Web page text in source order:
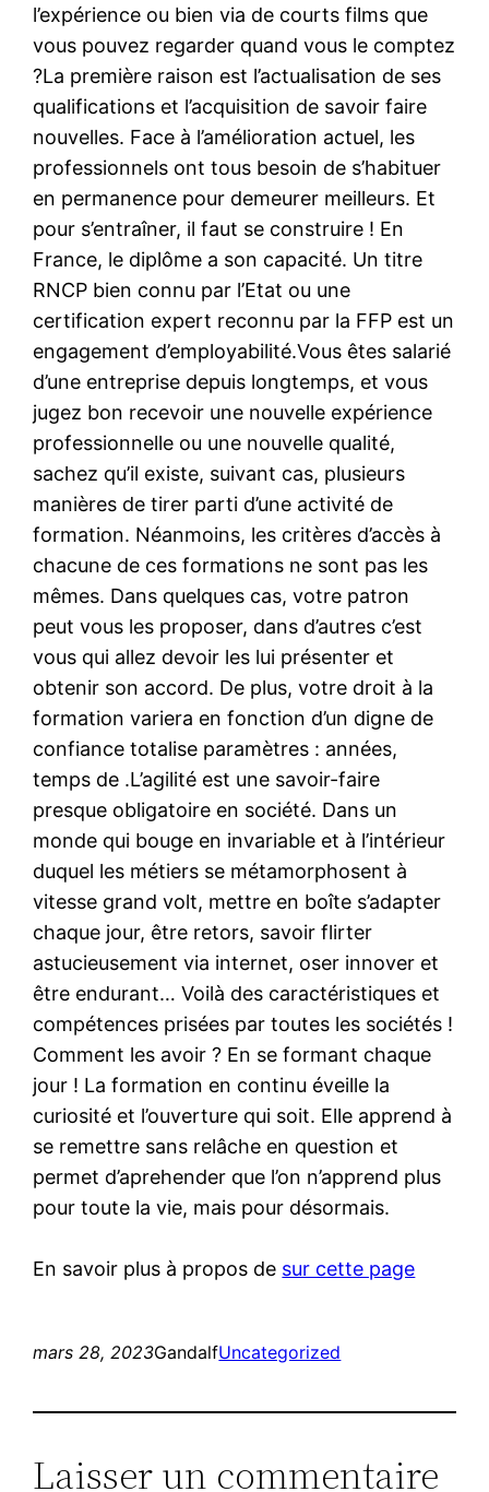
l’expérience ou bien via de courts films que
vous pouvez regarder quand vous le comptez
?La première raison est l’actualisation de ses
qualifications et l’acquisition de savoir faire
nouvelles. Face à l’amélioration actuel, les
professionnels ont tous besoin de s’habituer
en permanence pour demeurer meilleurs. Et
pour s’entraîner, il faut se construire ! En
France, le diplôme a son capacité. Un titre
RNCP bien connu par l’Etat ou une
certification expert reconnu par la FFP est un
engagement d’employabilité.Vous êtes salarié
d’une entreprise depuis longtemps, et vous
jugez bon recevoir une nouvelle expérience
professionnelle ou une nouvelle qualité,
sachez qu’il existe, suivant cas, plusieurs
manières de tirer parti d’une activité de
formation. Néanmoins, les critères d’accès à
chacune de ces formations ne sont pas les
mêmes. Dans quelques cas, votre patron
peut vous les proposer, dans d’autres c’est
vous qui allez devoir les lui présenter et
obtenir son accord. De plus, votre droit à la
formation variera en fonction d’un digne de
confiance totalise paramètres : années,
temps de .L’agilité est une savoir-faire
presque obligatoire en société. Dans un
monde qui bouge en invariable et à l’intérieur
duquel les métiers se métamorphosent à
vitesse grand volt, mettre en boîte s’adapter
chaque jour, être retors, savoir flirter
astucieusement via internet, oser innover et
être endurant… Voilà des caractéristiques et
compétences prisées par toutes les sociétés !
Comment les avoir ? En se formant chaque
jour ! La formation en continu éveille la
curiosité et l’ouverture qui soit. Elle apprend à
se remettre sans relâche en question et
permet d’aprehender que l’on n’apprend plus
pour toute la vie, mais pour désormais.
En savoir plus à propos de sur cette page
mars 28, 2023GandalfUncategorized
Laisser un commentaire